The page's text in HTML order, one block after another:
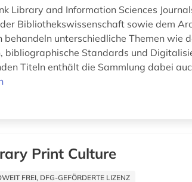
Library and Information Sciences
Bibliothekswissenschaft sowie dem
behandeln unterschiedliche Themen wie
bibliographische Standards und
Titeln enthält die Sammlung dabei
Print Culture
FREI, DFG-GEFÖRDERTE LIZENZ